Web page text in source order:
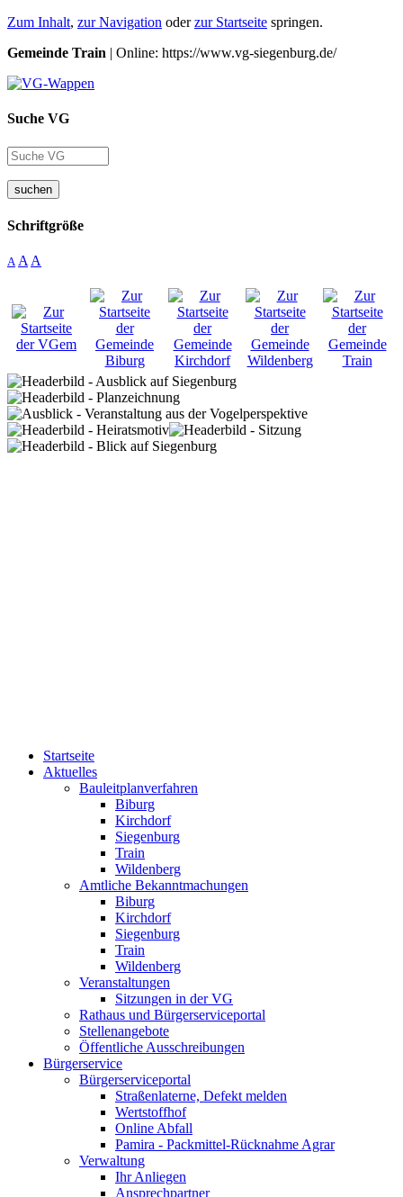
Zum Inhalt, zur Navigation oderzur Startseite springen.
Gemeinde Train | Online: https://www.vg-siegenburg.de/
Suche VG
suchen
Schriftgröße
A A A
Startseite
Aktuelles
Bauleitplanverfahren
Biburg
Kirchdorf
Siegenburg
Train
Wildenberg
Amtliche Bekanntmachungen
Biburg
Kirchdorf
Siegenburg
Train
Wildenberg
Veranstaltungen
Sitzungen in der VG
Rathaus und Bürgerserviceportal
Stellenangebote
Öffentliche Ausschreibungen
Bürgerservice
Bürgerserviceportal
Straßenlaterne, Defekt melden
Wertstoffhof
Online Abfall
Pamira - Packmittel-Rücknahme Agrar
Verwaltung
Ihr Anliegen
Ansprechpartner